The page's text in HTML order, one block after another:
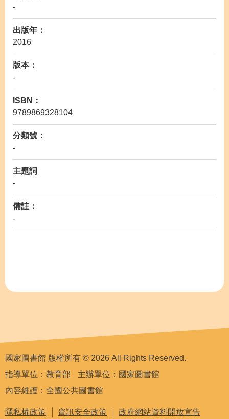
-
出版年：
2016
版本：
-
ISBN：
9789869328104
分類號：
-
主題詞
-
備註：
-
國家圖書館 版權所有 © 2026 All Rights Reserved.
指導單位：教育部
主辦單位：國家圖書館
內容維護：全國公共圖書館
隱私權政策 資訊安全政策 政府網站資料開放宣告